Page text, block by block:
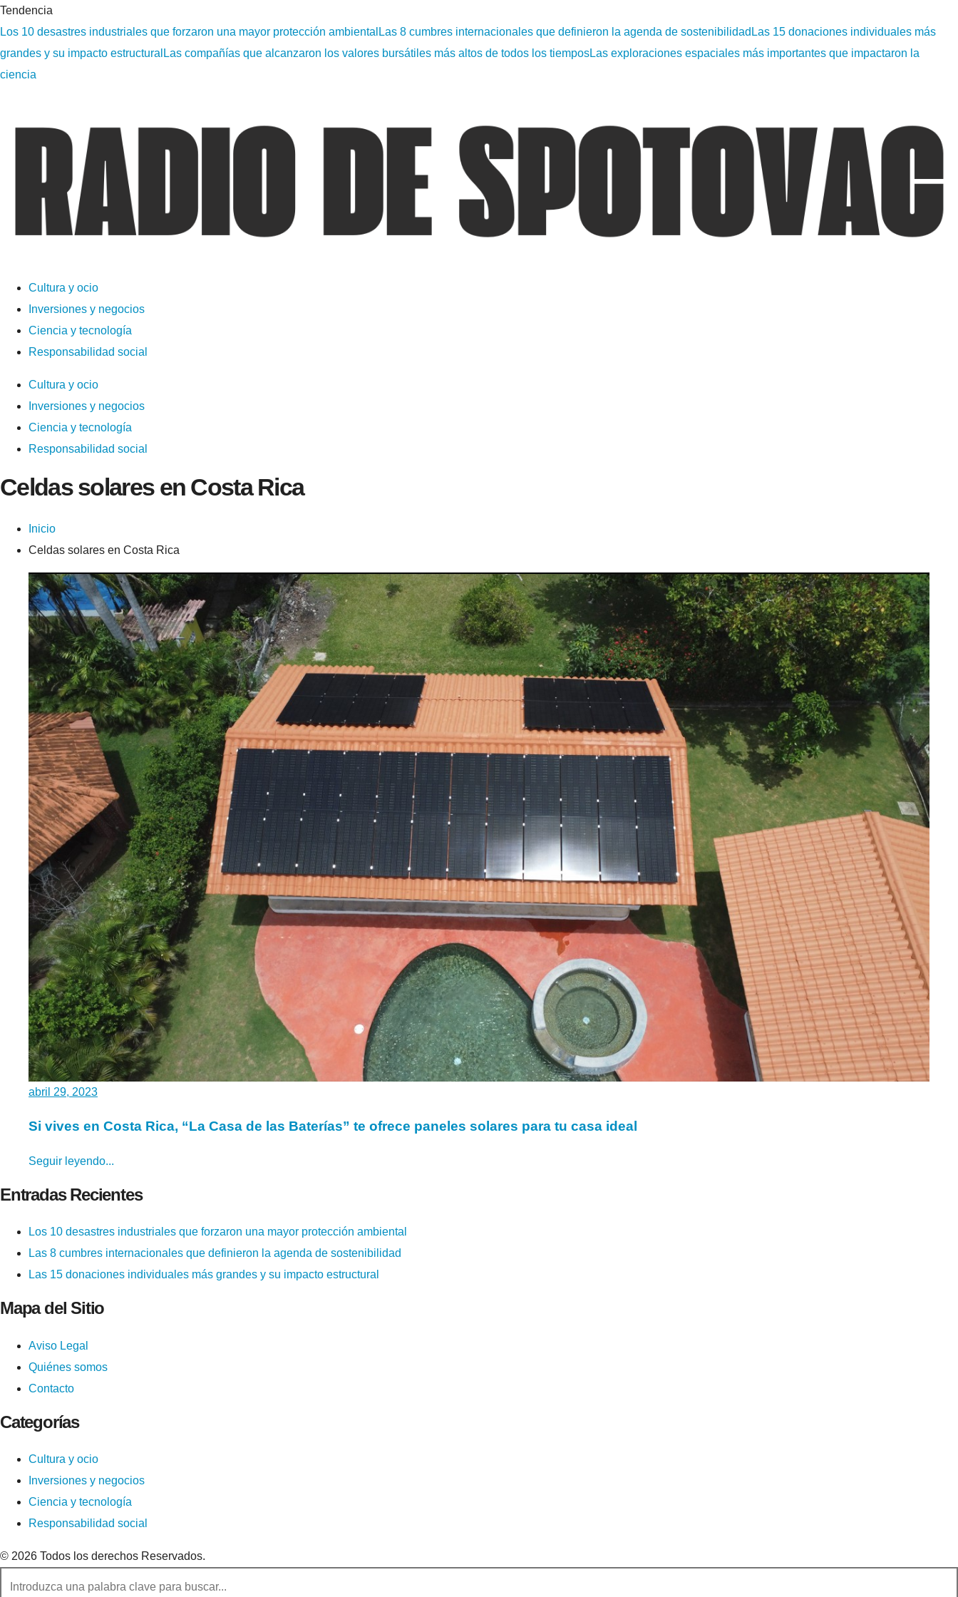
Tendencia
Los 10 desastres industriales que forzaron una mayor protección ambiental Las 8 cumbres internacionales que definieron la agenda de sostenibilidad Las 15 donaciones individuales más
grandes y su impacto estructural Las compañías que alcanzaron los valores bursátiles más altos de todos los tiemposLas exploraciones espaciales más importantes que impactaron la
ciencia
Cultura y ocio
Inversiones y negocios
Ciencia y tecnología
Responsabilidad social
Cultura y ocio
Inversiones y negocios
Ciencia y tecnología
Responsabilidad social
Celdas solares en Costa Rica
Inicio
Celdas solares en Costa Rica
abril 29, 2023
Si vives en Costa Rica, “La Casa de las Baterías” te ofrece paneles solares para tu casa ideal
Seguir leyendo...
Entradas Recientes
Los 10 desastres industriales que forzaron una mayor protección ambiental
Las 8 cumbres internacionales que definieron la agenda de sostenibilidad
Las 15 donaciones individuales más grandes y su impacto estructural
Mapa del Sitio
Aviso Legal
Quiénes somos
Contacto
Categorías
Cultura y ocio
Inversiones y negocios
Ciencia y tecnología
Responsabilidad social
© 2026 Todos los derechos Reservados.